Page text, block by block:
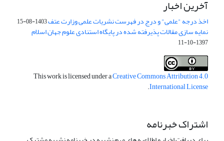
آخرین اخبار
اخذ درجه "علمی" و درج در فهرست نشریات علمی وزارت عتف1403-08-15
نمایه سازی مقالات پذیرفته شده در پایگاه استنادی علوم جهان اسلام
1397-10-11
This work is licensed under aCreative Commons Attribution 4.0
International License
.
اشتراک خبرنامه